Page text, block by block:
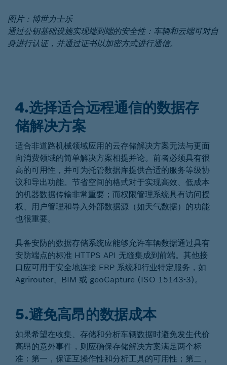
图片：博世力士乐
通过公钥基础设施实现端到端的安全性：车辆和云端可对自
身进行认证，并通过证书以加密方式进行通信。
4.选择适合远程通信的数据存
储解决方案
适合非道路机械领域应用的云存储解决方案无法与更面
向消费领域的简单解决方案相提并论。前者必须具有很
高的可用性，并可为托管数据库提供合适的服务等级协
议和导出功能。节省空间的格式对于实现高效、低成本
的机器数据传输非常重要；而权限管理系统具有访问授
权、用户管理和导入外部数据源（如天气数据）的功能
也很重要。
具备安防的数据存储系统应能够允许车辆数据通过具有
安防端点的标准 HTTPS API 无缝集成到前端。其他接
口应可用于安全地连接 ERP 系统和行业特定服务，如
Agrirouter、BIM 或 geoCapture (ISO 15143-3)。
5.避免高昂的数据成本
如果希望在收集、存储和分析车辆数据时避免发生代价
高昂的意外事件，则应确保存储解决方案满足两个标
准：第一，保证互操作性和分析工具的可用性；第二，